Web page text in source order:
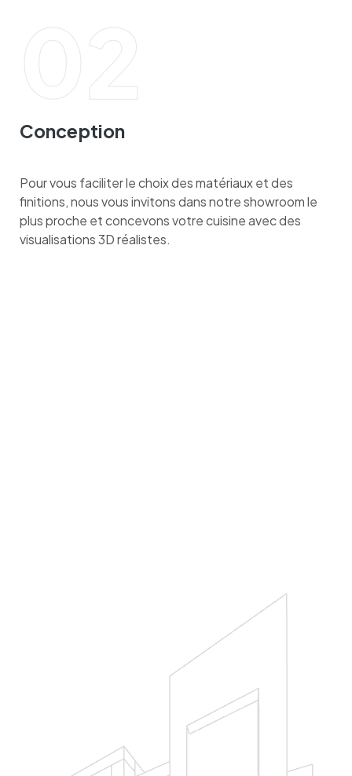
02
Conception
Pour vous faciliter le choix des matériaux et des
finitions, nous vous invitons dans notre showroom le
plus proche et concevons votre cuisine avec des
visualisations 3D réalistes.